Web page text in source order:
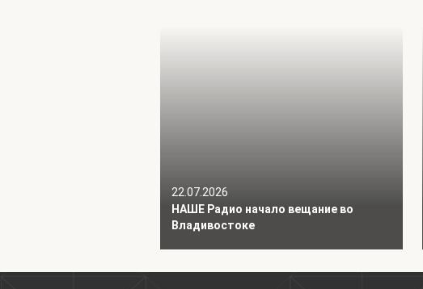
22.07.2026
НАШЕ Радио начало вещание во
Владивостоке